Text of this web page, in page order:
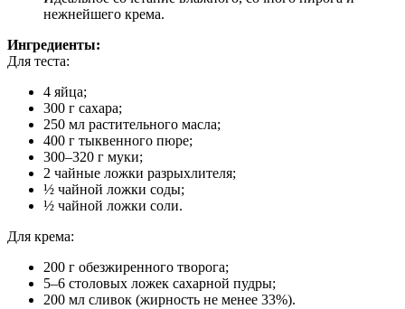
нежнейшего крема.
Ингредиенты:
Для теста:
4 яйца;
300 г сахара;
250 мл растительного масла;
400 г тыквенного пюре;
300–320 г муки;
2 чайные ложки разрыхлителя;
½ чайной ложки соды;
½ чайной ложки соли.
Для крема:
200 г обезжиренного творога;
5–6 столовых ложек сахарной пудры;
200 мл сливок (жирность не менее 33%).